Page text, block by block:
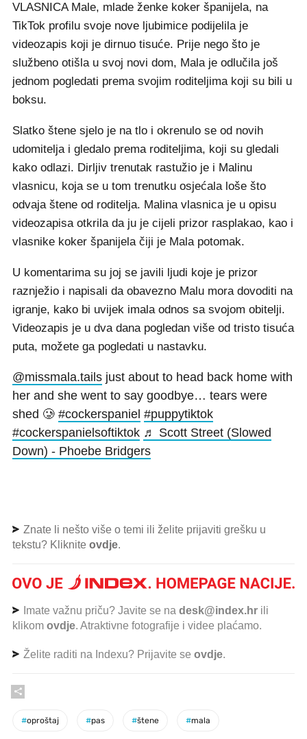
VLASNICA Male, mlade ženke koker španijela, na
TikTok profilu svoje nove ljubimice podijelila je
videozapis koji je dirnuo tisuće. Prije nego što je
službeno otišla u svoj novi dom, Mala je odlučila još
jednom pogledati prema svojim roditeljima koji su bili u
boksu.
Slatko štene sjelo je na tlo i okrenulo se od novih
udomitelja i gledalo prema roditeljima, koji su gledali
kako odlazi. Dirljiv trenutak rastužio je i Malinu
vlasnicu, koja se u tom trenutku osjećala loše što
odvaja štene od roditelja. Malina vlasnica je u opisu
videozapisa otkrila da ju je cijeli prizor rasplakao, kao i
vlasnike koker španijela čiji je Mala potomak.
U komentarima su joj se javili ljudi koje je prizor
raznježio i napisali da obavezno Malu mora dovoditi na
igranje, kako bi uvijek imala odnos sa svojom obitelji.
Videozapis je u dva dana pogledan više od tristo tisuća
puta, možete ga pogledati u nastavku.
@missmala.tails just about to head back home with
her and she went to say goodbye… tears were
shed 🥲 #cockerspaniel #puppytiktok
#cockerspanielsoftiktok ♬ Scott Street (Slowed
Down) - Phoebe Bridgers
Znate li nešto više o temi ili želite prijaviti grešku u
tekstu? Kliknite ovdje.
Imate važnu priču? Javite se na desk@index.hr ili
klikom ovdje. Atraktivne fotografije i videe plaćamo.
Želite raditi na Indexu? Prijavite se ovdje.
#oproštaj #pas #štene #mala